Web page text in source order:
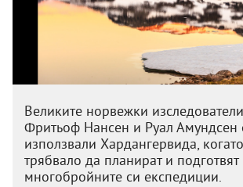
Великите норвежки изследователи
Фритьоф Нансен и Руал Амундсен
използвали Хардангервида,
трябвало да планират и подготвят
многобройните си експедиции.